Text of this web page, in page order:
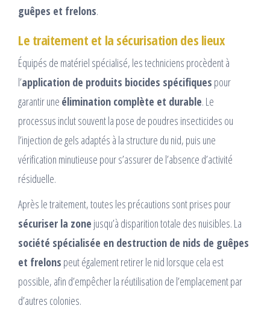
guêpes et frelons.
Le traitement et la sécurisation des lieux
Équipés de matériel spécialisé, les techniciens procèdent à
l’application de produits biocides spécifiques pour
garantir une élimination complète et durable. Le
processus inclut souvent la pose de poudres insecticides ou
l’injection de gels adaptés à la structure du nid, puis une
vérification minutieuse pour s’assurer de l’absence d’activité
résiduelle.
Après le traitement, toutes les précautions sont prises pour
sécuriser la zone jusqu’à disparition totale des nuisibles. La
société spécialisée en destruction de nids de guêpes
et frelons peut également retirer le nid lorsque cela est
possible, afin d’empêcher la réutilisation de l’emplacement par
d’autres colonies.